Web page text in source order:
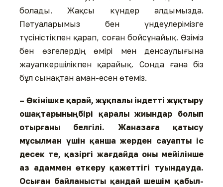
болады. Жақсы күндер алды­мыз­да.
Пәтуаларымыз бен үндеу­лерімізге
түсіністікпен қарап, соған бойсұнайық. Өзіміз
бен өзге­лердің өмірі мен денсау­лы­ғы­на
жауапкершілікпен қарайық. Сонда ғана біз
бұл сынақтан аман-есен өтеміз.
– Өкінішке қарай, жұқпалы індет­ті жұқтыру
ошақтарының бірі қаралы жиындар болып
отыр­­ғаны белгілі. Жаназаға қа­­­тысу
мұсылман үшін қанша жер­ден сауапты іс
десек те, қа­зір­­гі жағдайда оны мейі­лін­ше
аз адаммен өткеру қа­жет­­тігі туын­­­­­­дауда.
Осыған бай­ла­ныс­­­ты қандай шешім қа­был­­